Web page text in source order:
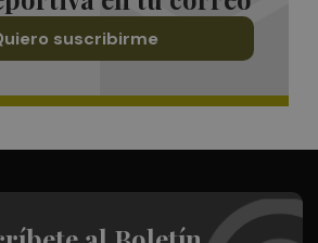
suscribirme